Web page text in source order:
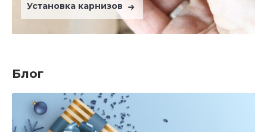
Установка карнизов
Блог